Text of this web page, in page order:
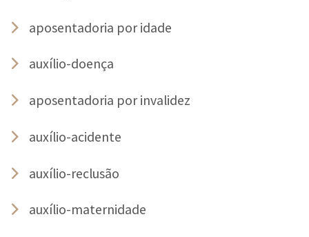
aposentadoria por idade
auxílio-doença
aposentadoria por invalidez
auxílio-acidente
auxílio-reclusão
auxílio-maternidade